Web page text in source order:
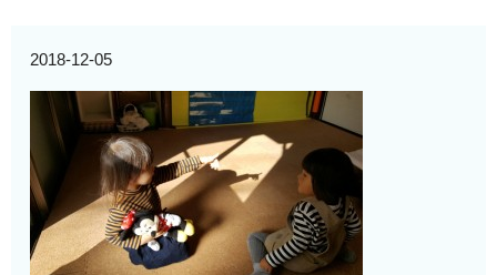
2018-12-05